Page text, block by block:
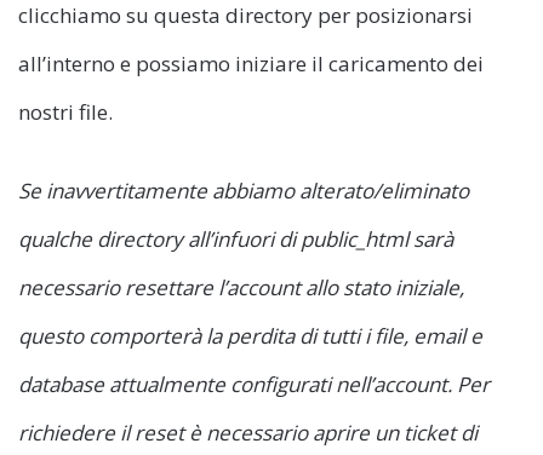
clicchiamo su questa directory per posizionarsi
all’interno e possiamo iniziare il caricamento dei
nostri file.
Se inavvertitamente abbiamo alterato/eliminato
qualche directory all’infuori di public_html sarà
necessario resettare l’account allo stato iniziale,
questo comporterà la perdita di tutti i file, email e
database attualmente configurati nell’account. Per
richiedere il reset è necessario aprire un ticket di